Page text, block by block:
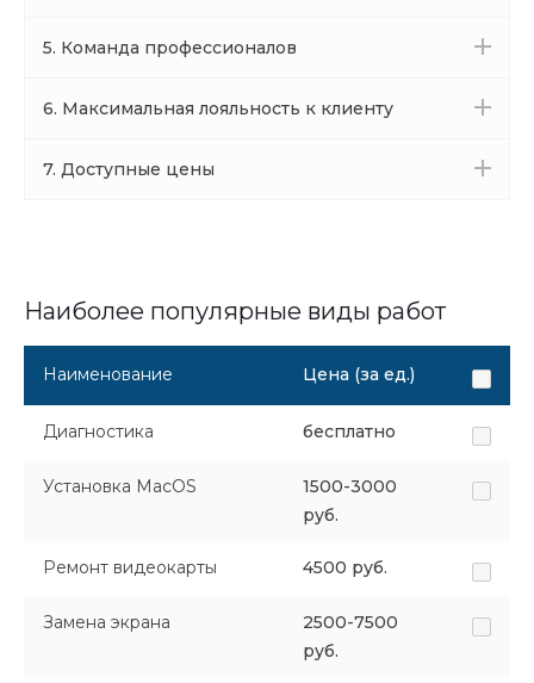
5. Команда профессионалов
6. Максимальная лояльность к клиенту
7. Доступные цены
Наиболее популярные виды работ
Наименование Цена (за ед.)
Диагностика бесплатно
Установка MacOS
1500-3000
руб.
Ремонт видеокарты 4500 руб.
Замена экрана
2500-7500
руб.